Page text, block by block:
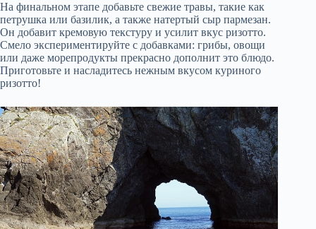
На финальном этапе добавьте свежие травы, такие как
петрушка или базилик, а также натертый сыр пармезан.
Он добавит кремовую текстуру и усилит вкус ризотто.
Смело экспериментируйте с добавками: грибы, овощи
или даже морепродукты прекрасно дополнит это блюдо.
Приготовьте и насладитесь нежным вкусом куриного
ризотто!